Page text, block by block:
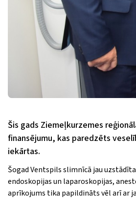
Šis gads Ziemeļkurzemes
finansējumu, kas paredzēts
iekārtas.
Šogad Ventspils slimnīcā jau
endoskopijas un laparoskopijas,
aprīkojums tika papildināts vēl arī ar